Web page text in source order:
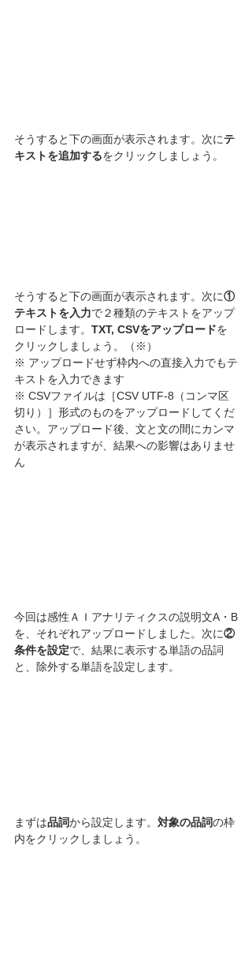
そうすると下の画面が表示されます。次にテ
キストを追加するをクリックしましょう。
そうすると下の画面が表示されます。次に①
テキストを入力で２種類のテキストをアップ
ロードします。 TXT, CSVをアップロードを
クリックしましょう。（※）
※ アップロードせず枠内への直接入力でもテ
キストを入力できます
※ CSVファイルは［CSV UTF-8（コンマ区
切り）］形式のものをアップロードしてくだ
さい。アップロード後、文と文の間にカンマ
が表示されますが、結果への影響はありませ
ん
今回は感性ＡＩアナリティクスの説明文A・B
を、それぞれアップロードしました。次に②
条件を設定で、結果に表示する単語の品詞
と、除外する単語を設定します。
まずは品詞から設定します。 対象の品詞の枠
内をクリックしましょう。